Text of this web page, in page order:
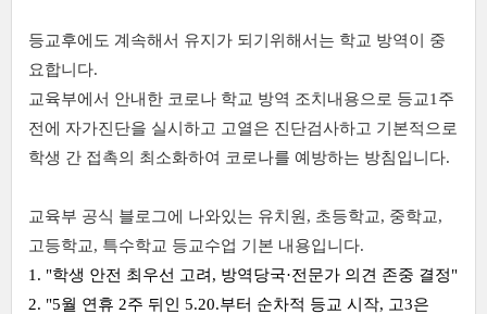
등교후에도 계속해서 유지가 되기위해서는 학교 방역이 중
요합니다.
교육부에서 안내한 코로나 학교 방역 조치내용으로 등교1주
전에 자가진단을 실시하고 고열은 진단검사하고 기본적으로
학생 간 접촉의 최소화하여 코로나를 예방하는 방침입니다.
교육부 공식 블로그에 나와있는 유치원, 초등학교, 중학교,
고등학교, 특수학교 등교수업 기본 내용입니다.
1. "학생 안전 최우선 고려, 방역당국·전문가 의견 존중 결정"
2. "5월 연휴 2주 뒤인 5.20.부터 순차적 등교 시작, 고3은